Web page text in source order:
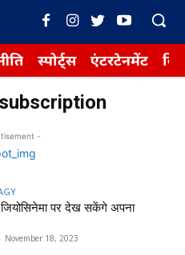
स्पोर्ट्स एंटरटेनमेंट
-
पर देख सकेंगे अपना
- November 18, 2023